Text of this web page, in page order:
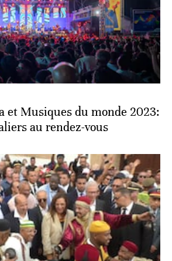
et Musiques du monde 2023:
au rendez-vous